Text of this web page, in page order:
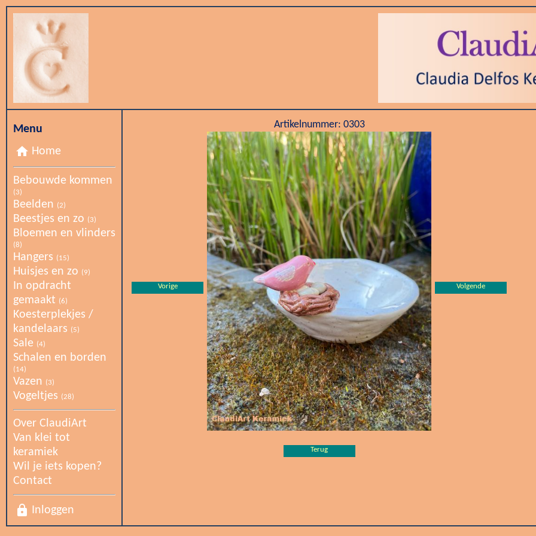
Menu
home Home
Bebouwde kommen
(3)
Beelden (2)
Beestjes en zo (3)
Bloemen en vlinders
(8)
Hangers (15)
Huisjes en zo (9)
In opdracht
gemaakt (6)
Koesterplekjes /
kandelaars (5)
Sale (4)
Schalen en borden
(14)
Vazen (3)
Vogeltjes (28)
Over ClaudiArt
Van klei tot
keramiek
Wil je iets kopen?
Contact
lock Inloggen
Vorige
Artikelnummer: 0303
Terug
Volgende